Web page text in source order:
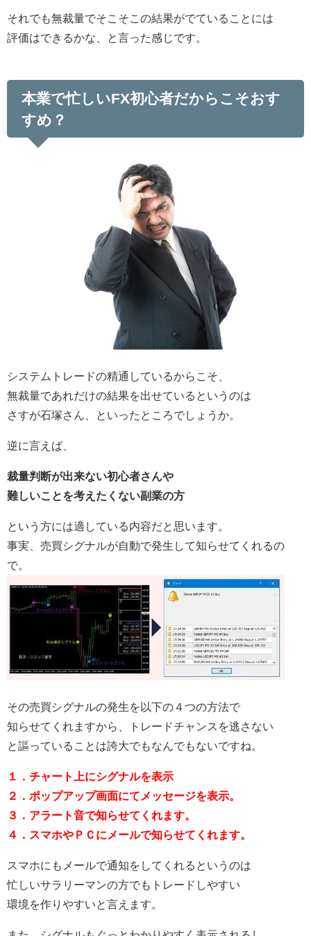
それでも無裁量でそこそこの結果がでていることには
評価はできるかな、と言った感じです。
本業で忙しいFX初心者だからこそおす
すめ？
システムトレードの精通しているからこそ、
無裁量であれだけの結果を出せているというのは
さすが石塚さん、といったところでしょうか。
逆に言えば、
裁量判断が出来ない初心者さんや
難しいことを考えたくない副業の方
という方には適している内容だと思います。
事実、売買シグナルが自動で発生して知らせてくれるの
で。
その売買シグナルの発生を以下の４つの方法で
知らせてくれますから、トレードチャンスを逃さない
と謳っていることは誇大でもなんでもないですね。
１．チャート上にシグナルを表示
２．ポップアップ画面にてメッセージを表示。
３．アラート音で知らせてくれます。
４．スマホやＰＣにメールで知らせてくれます。
スマホにもメールで通知をしてくれるというのは
忙しいサラリーマンの方でもトレードしやすい
環境を作りやすいと言えます。